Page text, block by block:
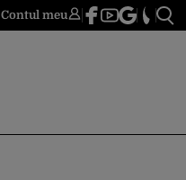
Contul meu